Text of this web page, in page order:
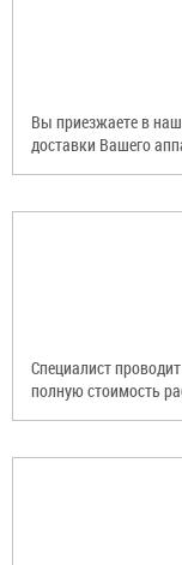
Вы приезжаете в
доставки Вашего
Специалист
полную стоимость